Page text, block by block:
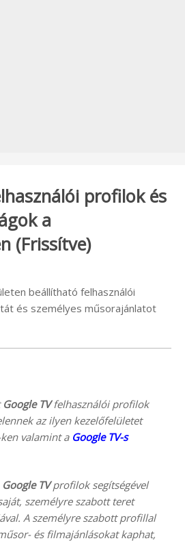
profilok és
a
(Frissítve)
beállítható felhasználói
és személyes műsorajánlatot
Google TVfelhasználói profilok
az ilyen kezelőfelületet
valamint a Google TV-s
Google TVprofilok segítségével
személyre szabott teret
A személyre szabott profillal
és filmajánlásokat kaphat,